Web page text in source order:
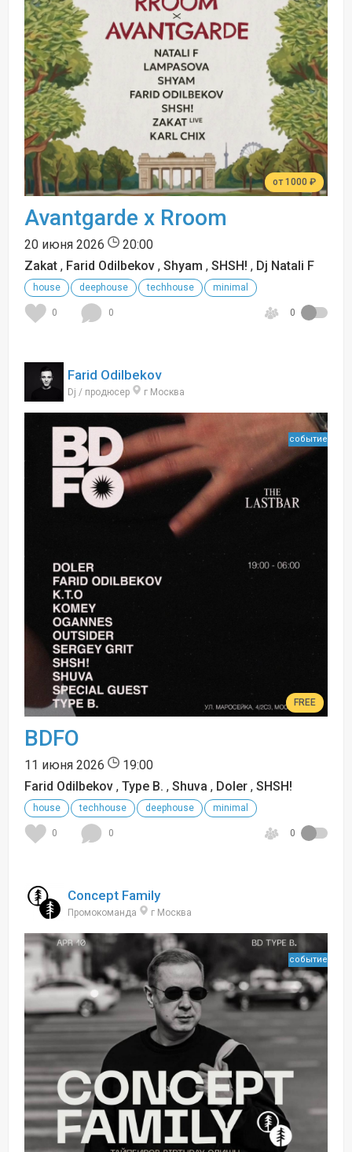
от 1000 ₽
Avantgarde x Rroom
20 июня 2026
20:00
Zakat , Farid Odilbekov , Shyam , SHSH! , Dj Natali F
house deephouse techhouse minimal
0 0 0
Farid Odilbekov
Dj / продюсер г Москва
FREE
событие
BDFO
11 июня 2026
19:00
Farid Odilbekov , Type B. , Shuva , Doler , SHSH!
house techhouse deephouse minimal
0 0 0
Concept Family
Промокоманда г Москва
событие